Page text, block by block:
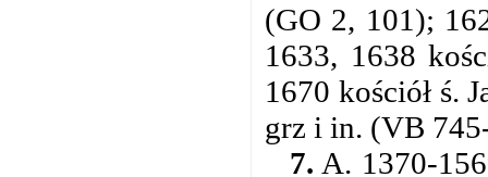
(GO 2, 101);
1633, 1638
1670 kościół ś.
grz i in. (VB
7. A. 1370-